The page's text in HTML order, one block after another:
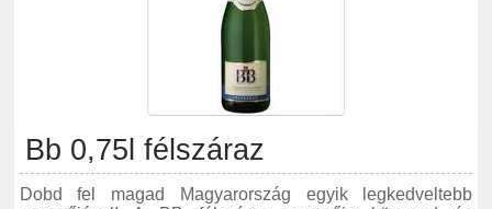
Bb 0,75l félszáraz
Dobd fel magad Magyarország egyik legkedveltebb